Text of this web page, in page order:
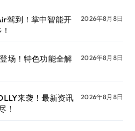
驾到！掌中智能开
2026年8月8日
场！特色功能全解
2026年8月8日
来袭！最新资讯
！
2026年8月8日